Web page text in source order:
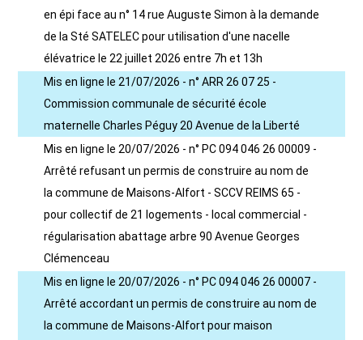
en épi face au n° 14 rue Auguste Simon à la demande
de la Sté SATELEC pour utilisation d'une nacelle
élévatrice le 22 juillet 2026 entre 7h et 13h
Mis en ligne le 21/07/2026 - n° ARR 26 07 25 -
Commission communale de sécurité école
maternelle Charles Péguy 20 Avenue de la Liberté
Mis en ligne le 20/07/2026 - n° PC 094 046 26 00009 -
Arrêté refusant un permis de construire au nom de
la commune de Maisons-Alfort - SCCV REIMS 65 -
pour collectif de 21 logements - local commercial -
régularisation abattage arbre 90 Avenue Georges
Clémenceau
Mis en ligne le 20/07/2026 - n° PC 094 046 26 00007 -
Arrêté accordant un permis de construire au nom de
la commune de Maisons-Alfort pour maison